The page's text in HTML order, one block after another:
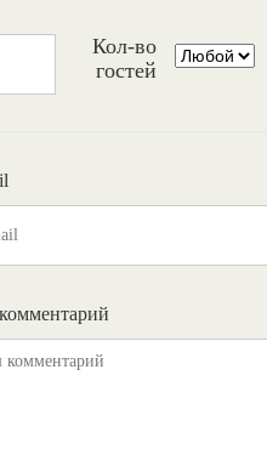
Кол-во
гостей